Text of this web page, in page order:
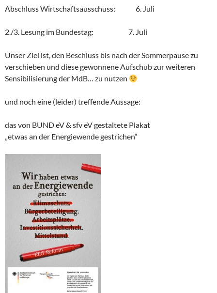
Abschluss Wirtschaftsausschuss: 6. Juli
2./3. Lesung im Bundestag: 7. Juli
Unser Ziel ist, den Beschluss bis nach der Sommerpause zu
verschieben und diese gewonnene Aufschub zur weiteren
Sensibilisierung der MdB… zu nutzen
und noch eine (leider) treffende Aussage:
das von BUND eV & sfv eV gestaltete Plakat
„etwas an der Energiewende gestrichen“